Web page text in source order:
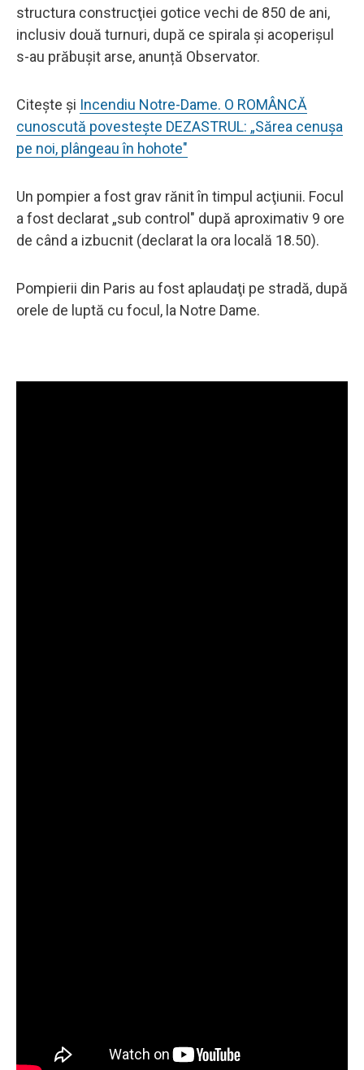
structura construcţiei gotice vechi de 850 de ani,
inclusiv două turnuri, după ce spirala şi acoperişul
s-au prăbuşit arse, anunță Observator.
Citește și Incendiu Notre-Dame. O ROMÂNCĂ
cunoscută povestește DEZASTRUL: „Sărea cenușa
pe noi, plângeau în hohote"
Un pompier a fost grav rănit în timpul acţiunii. Focul
a fost declarat „sub control" după aproximativ 9 ore
de când a izbucnit (declarat la ora locală 18.50).
Pompierii din Paris au fost aplaudaţi pe stradă, după
orele de luptă cu focul, la Notre Dame.